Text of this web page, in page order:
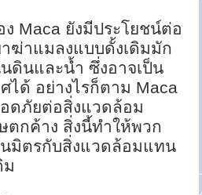
Maca ยังมีประโยชน์ต่อ
ฆ่าแมลงแบบดั้งเดิมมัก
ดินและน้ำ ซึ่งอาจเป็น
ได้ อย่างไรก็ตาม Maca
ดภัยต่อสิ่งแวดล้อม
ตกค้าง สิ่งนี้ทำให้พวก
นมิตรกับสิ่งแวดล้อมแทน
ม